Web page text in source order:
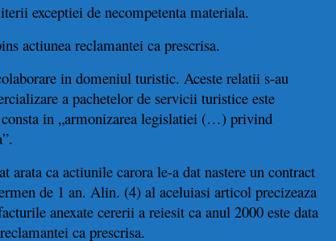
exceptiei de necompetenta materiala.
actiunea reclamantei ca prescrisa.
in domeniul turistic. Aceste relatii s-au
a pachetelor de servicii turistice este
consta in „armonizarea legislatiei (…) privind
ca actiunile carora le-a dat nastere un contract
de 1 an. Alin. (4) al aceluiasi articol precizeaza
anexate cererii a reiesit ca anul 2000 este data
ca prescrisa.